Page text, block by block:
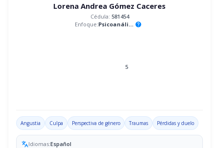
Lorena Andrea Gómez Caceres
Cédula: 581454
Enfoque:
Psicoanálisis help
5
Angustia Culpa Perspectiva de género Traumas Pérdidas y duelo
Idiomas:Español